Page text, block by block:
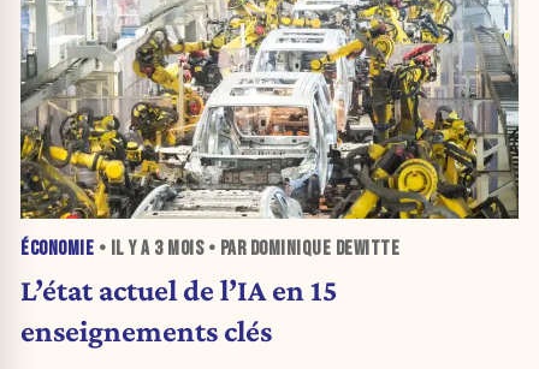
ÉCONOMIE • IL Y A 3 MOIS• PAR DOMINIQUE DEWITTE
L’état actuel de l’IA en 15
enseignements clés